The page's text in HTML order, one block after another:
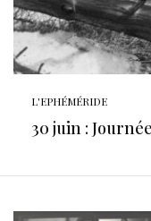
L'EPHÉMÉRIDE
30 juin :